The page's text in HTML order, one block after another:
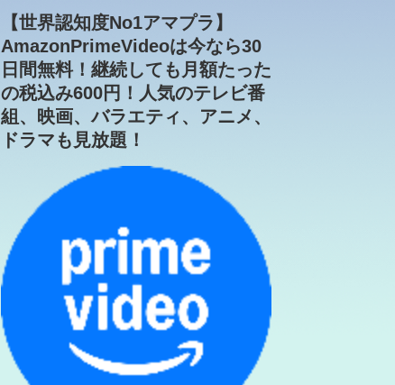
【世界認知度No1アマプラ】
AmazonPrimeVideoは今なら30
日間無料！継続しても月額たった
の税込み600円！人気のテレビ番
組、映画、バラエティ、アニメ、
ドラマも見放題！